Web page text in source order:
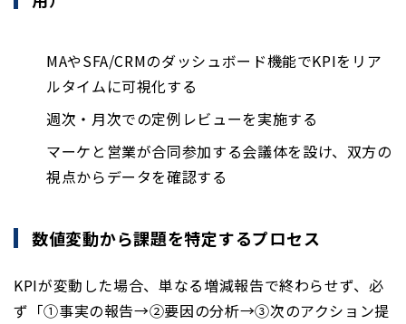
MAやSFA/CRMのダッシュボード機能でKPIをリア
ルタイムに可視化する
週次・月次での定例レビューを実施する
マーケと営業が合同参加する会議体を設け、双方の
視点からデータを確認する
数値変動から課題を特定するプロセス
KPIが変動した場合、単なる増減報告で終わらせず、必
ず「①事実の報告→②要因の分析→③次のアクション提